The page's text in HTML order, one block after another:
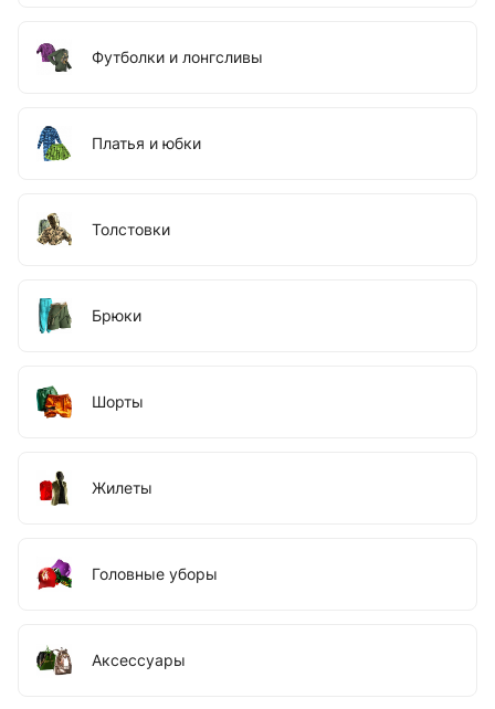
Футболки и лонгсливы
Платья и юбки
Толстовки
Брюки
Шорты
Жилеты
Головные уборы
Аксессуары